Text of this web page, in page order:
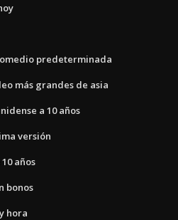
predeterminada
más grandes de asia
a 10 años
versión
años
bonos
hora